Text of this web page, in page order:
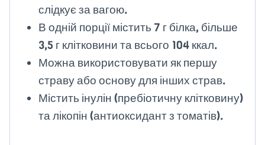
слідкує за вагою.
В одній порції містить 7 г білка, більше
3,5 г клітковини та всього 104 ккал.
Можна використовувати як першу
страву або основу для інших страв.
Містить інулін (пребіотичну клітковину)
та лікопін (антиоксидант з томатів).